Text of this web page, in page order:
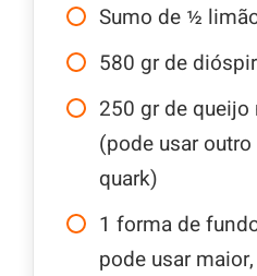
Sumo de ½
580 gr de
250 gr de
(pode usar
quark)
1 forma de
pode usar